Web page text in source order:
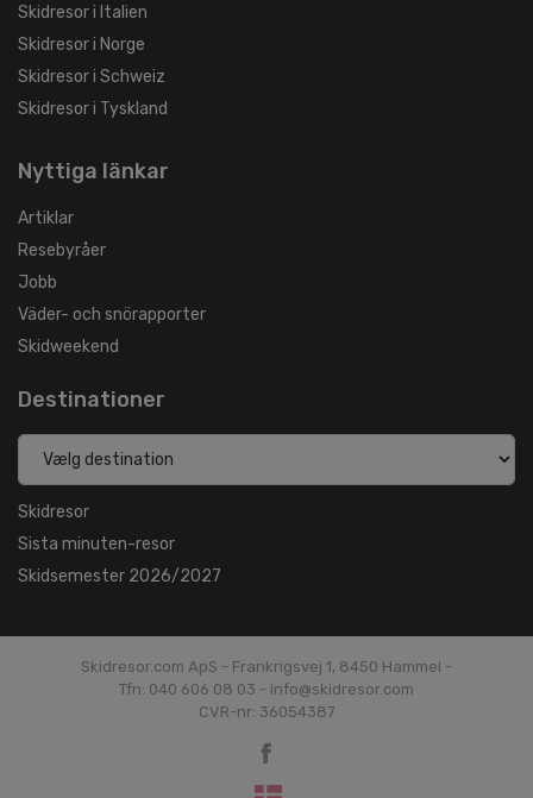
Skidresor i Italien
Skidresor i Norge
Skidresor i Schweiz
Skidresor i Tyskland
Nyttiga länkar
Artiklar
Resebyråer
Jobb
Väder- och snörapporter
Skidweekend
Destinationer
Skidresor
Sista minuten-resor
Skidsemester 2026/2027
Skidresor.com ApS - Frankrigsvej 1, 8450 Hammel -
Tfn: 040 606 08 03 - info@skidresor.com
CVR-nr: 36054387